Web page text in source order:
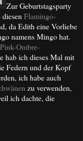
Zur Geburtstagsparty
Flamingo-
da Edith eine Vorliebe
namens Mingo hat.
Pink-Ombre-
hab ich dieses Mal mit
Federn und der Kopf
ich habe auch
zu verwenden,
ich dachte, die